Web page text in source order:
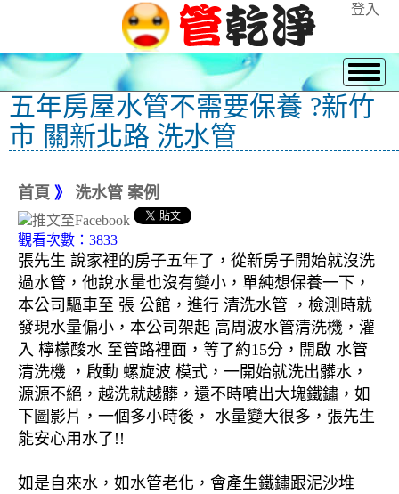
登入
五年房屋水管不需要保養 ?新竹
市 關新北路 洗水管
首頁 》 洗水管 案例
觀看次數：3833
張先生 說家裡的房子五年了，從新房子開始就沒洗
過水管，他說水量也沒有變小，單純想保養一下，
本公司驅車至 張 公館，進行 清洗水管 ，檢測時就
發現水量偏小，本公司架起 高周波水管清洗機，灌
入 檸檬酸水 至管路裡面，等了約15分，開啟 水管
清洗機 ，啟動 螺旋波 模式，一開始就洗出髒水，
源源不絕，越洗就越髒，還不時噴出大塊鐵鏽，如
下圖影片，一個多小時後， 水量變大很多，張先生
能安心用水了!!
如是自來水，如水管老化，會產生鐵鏽跟泥沙堆